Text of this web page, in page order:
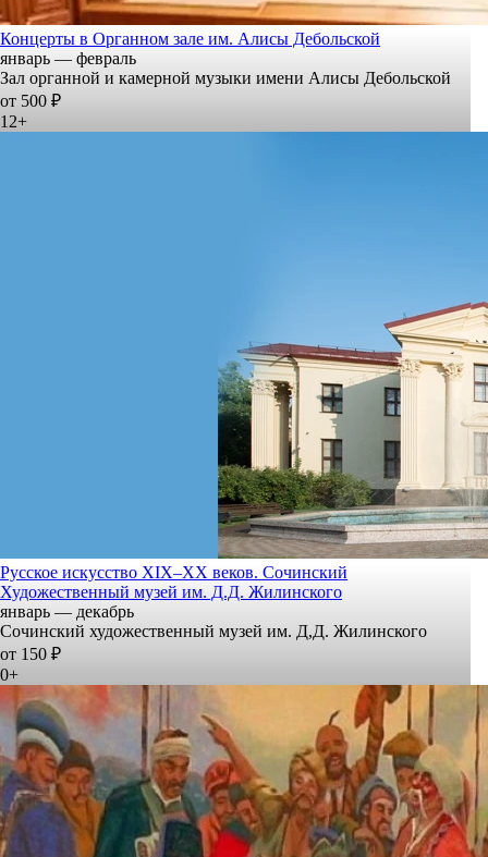
Концерты в Органном зале им. Алисы Дебольской
январь — февраль
Зал органной и камерной музыки имени Алисы Дебольской
от 500 ₽
12+
Русское искусство XIX–XX веков. Сочинский
Художественный музей им. Д.Д. Жилинского
январь — декабрь
Сочинский художественный музей им. Д,Д. Жилинского
от 150 ₽
0+